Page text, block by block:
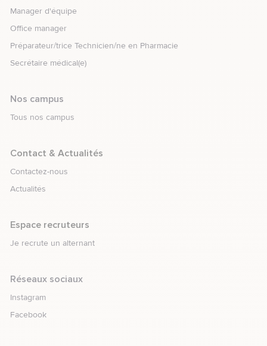
Manager d'équipe
Office manager
Préparateur/trice Technicien/ne en Pharmacie
Secrétaire médical(e)
Nos campus
Tous nos campus
element.menu.open_menu
Contact & Actualités
Contactez-nous
Actualités
element.menu.open_menu
Espace recruteurs
Je recrute un alternant
Réseaux sociaux
Rejoignez-nous sur
Instagram
Rejoignez-nous sur
Facebook